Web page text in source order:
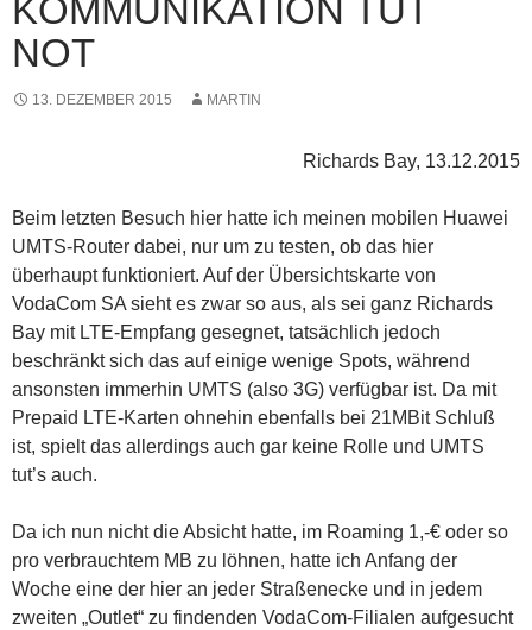
KOMMUNIKATION TUT
NOT
13. DEZEMBER 2015 MARTIN
Richards Bay, 13.12.2015
Beim letzten Besuch hier hatte ich meinen mobilen Huawei
UMTS-Router dabei, nur um zu testen, ob das hier
überhaupt funktioniert. Auf der Übersichtskarte von
VodaCom SA sieht es zwar so aus, als sei ganz Richards
Bay mit LTE-Empfang gesegnet, tatsächlich jedoch
beschränkt sich das auf einige wenige Spots, während
ansonsten immerhin UMTS (also 3G) verfügbar ist. Da mit
Prepaid LTE-Karten ohnehin ebenfalls bei 21MBit Schluß
ist, spielt das allerdings auch gar keine Rolle und UMTS
tut’s auch.
Da ich nun nicht die Absicht hatte, im Roaming 1,-€ oder so
pro verbrauchtem MB zu löhnen, hatte ich Anfang der
Woche eine der hier an jeder Straßenecke und in jedem
zweiten „Outlet“ zu findenden VodaCom-Filialen aufgesucht